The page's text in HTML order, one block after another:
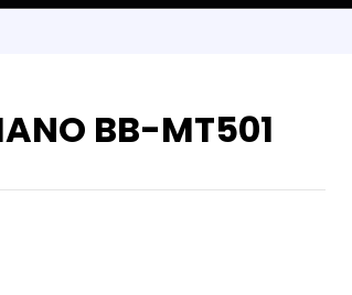
BB-MT501